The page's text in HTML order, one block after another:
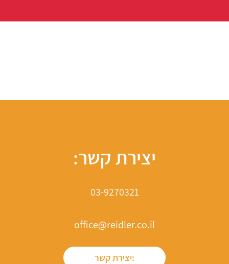
יצירת קשר:
03-9270321
office@reidler.co.il
יצירת קשר: